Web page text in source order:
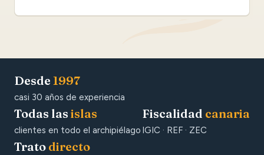
Desde 1997
casi 30 años de experiencia
Todas las islas
clientes en todo el archipiélago
Fiscalidad canaria
IGIC · REF · ZEC
Trato directo